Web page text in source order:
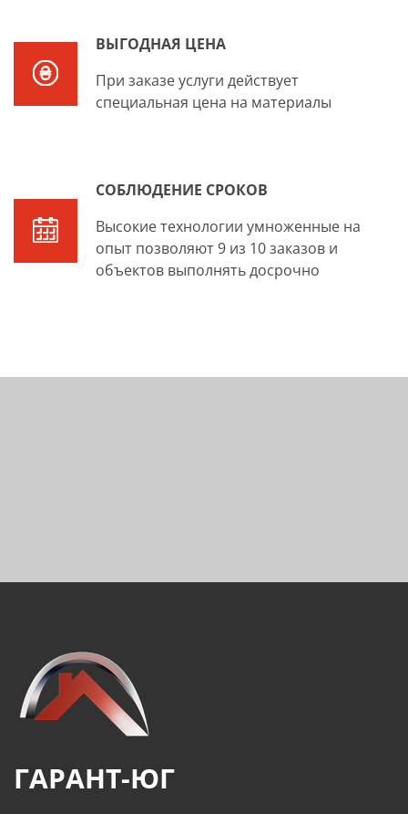
ВЫГОДНАЯ ЦЕНА
При заказе услуги действует
специальная цена на материалы
СОБЛЮДЕНИЕ СРОКОВ
Высокие технологии умноженные на
опыт позволяют 9 из 10 заказов и
объектов выполнять досрочно
ГАРАНТ-ЮГ